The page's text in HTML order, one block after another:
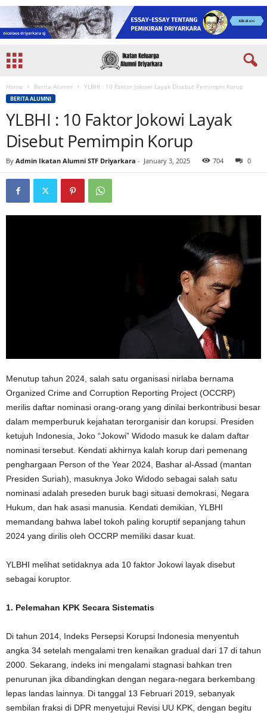
Home Berita Alumni YLBHI : 10 Faktor Jokowi Layak Disebut Pemimpin Korup
BERITA ALUMNI
YLBHI : 10 Faktor Jokowi Layak
Disebut Pemimpin Korup
By Admin Ikatan Alumni STF Driyarkara - January 3, 2025 704 0
Menutup tahun 2024, salah satu organisasi nirlaba bernama
Organized Crime and Corruption Reporting Project (OCCRP)
merilis daftar nominasi orang-orang yang dinilai berkontribusi besar
dalam memperburuk kejahatan terorganisir dan korupsi. Presiden
ketujuh Indonesia, Joko “Jokowi” Widodo masuk ke dalam daftar
nominasi tersebut. Kendati akhirnya kalah korup dari pemenang
penghargaan Person of the Year 2024, Bashar al-Assad (mantan
Presiden Suriah), masuknya Joko Widodo sebagai salah satu
nominasi adalah preseden buruk bagi situasi demokrasi, Negara
Hukum, dan hak asasi manusia. Kendati demikian, YLBHI
memandang bahwa label tokoh paling koruptif sepanjang tahun
2024 yang dirilis oleh OCCRP memiliki dasar kuat.
YLBHI melihat setidaknya ada 10 faktor Jokowi layak disebut
sebagai koruptor.
1. Pelemahan KPK Secara Sistematis
Di tahun 2014, Indeks Persepsi Korupsi Indonesia menyentuh
angka 34 setelah mengalami tren kenaikan gradual dari 17 di tahun
2000. Sekarang, indeks ini mengalami stagnasi bahkan tren
penurunan jika dibandingkan dengan negara-negara berkembang
lepas landas lainnya. Di tanggal 13 Februari 2019, sebanyak
sembilan fraksi di DPR menyetujui Revisi UU KPK, dengan begitu